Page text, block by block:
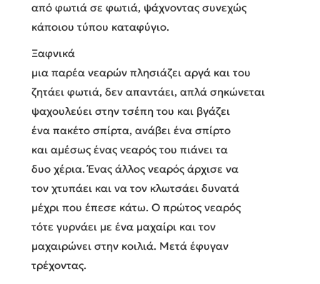
από φωτιά σε φωτιά, ψάχνοντας συνεχώς
κάποιου τύπου καταφύγιο.
Ξαφνικά
μια παρέα νεαρών πλησιάζει αργά και του
ζητάει φωτιά, δεν απαντάει, απλά σηκώνεται
ψαχουλεύει στην τσέπη του και βγάζει
ένα πακέτο σπίρτα, ανάβει ένα σπίρτο
και αμέσως ένας νεαρός του πιάνει τα
δυο χέρια. Ένας άλλος νεαρός άρχισε να
τον χτυπάει και να τον κλωτσάει δυνατά
μέχρι που έπεσε κάτω. Ο πρώτος νεαρός
τότε γυρνάει με ένα μαχαίρι και τον
μαχαιρώνει στην κοιλιά. Μετά έφυγαν
τρέχοντας.